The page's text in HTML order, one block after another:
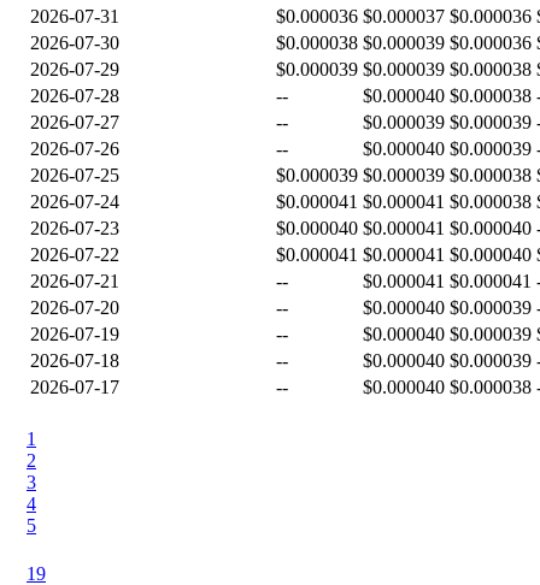
2026-07-31
$0.000036 $0.000037 $0.000036
2026-07-30
$0.000038 $0.000039 $0.000036
2026-07-29
$0.000039 $0.000039 $0.000038
2026-07-28
-- $0.000040 $0.000038
2026-07-27
-- $0.000039 $0.000039
2026-07-26
-- $0.000040 $0.000039
2026-07-25
$0.000039 $0.000039 $0.000038
2026-07-24
$0.000041 $0.000041 $0.000038
2026-07-23
$0.000040 $0.000041 $0.000040
2026-07-22
$0.000041 $0.000041 $0.000040
2026-07-21
-- $0.000041 $0.000041
2026-07-20
-- $0.000040 $0.000039
2026-07-19
-- $0.000040 $0.000039
2026-07-18
-- $0.000040 $0.000039
2026-07-17
-- $0.000040 $0.000038
1
2
3
4
5
19